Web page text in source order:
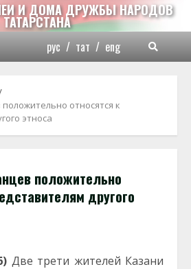
И ДОМА ДРУЖБЫ НАРОДОВ
ТАТАРСТАНА
рус / тат / eng
относятся к
этноса
положительно
другого
Две трети жителей Казани